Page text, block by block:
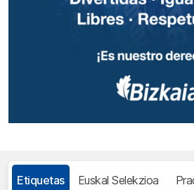
Etiquetas Euskal Selekzioa